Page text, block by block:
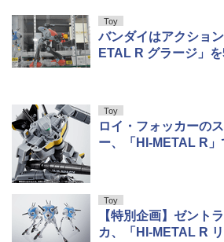
Toy
バンダイはアクショ
ETAL R グラージ」
Toy
ロイ・フォッカーの
ー、「HI-METAL R」
Toy
【特別企画】ゼント
カ、「HI-METAL R